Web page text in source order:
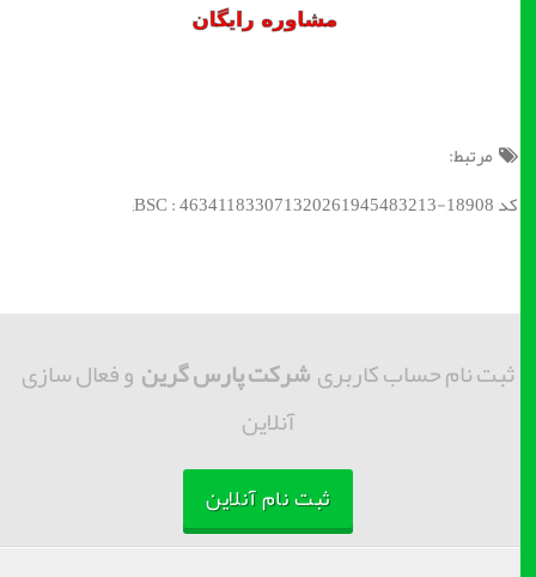
مرتبط:
کد BSC : 463411833071320261945483213-18908;
ثبت نام حساب کاربریشرکت پارس گرینو فعال سازی
آنلاین
ثبت نام آنلاین